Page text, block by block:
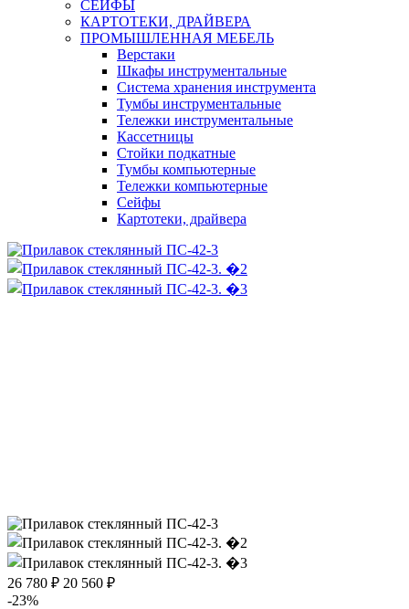
СЕЙФЫ
КАРТОТЕКИ, ДРАЙВЕРА
ПРОМЫШЛЕННАЯ МЕБЕЛЬ
Верстаки
Шкафы инструментальные
Система хранения инструмента
Тумбы инструментальные
Тележки инструментальные
Кассетницы
Стойки подкатные
Тумбы компьютерные
Тележки компьютерные
Сейфы
Картотеки, драйвера
26 780 ₽ 20 560 ₽
-23%